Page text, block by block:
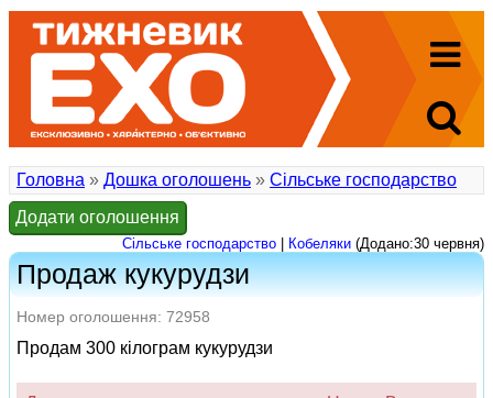
Головна » Дошка оголошень » Сільське господарство
Додати оголошення
Сільське господарство Кобеляки (Додано:30 червня)
Продаж кукурудзи
Номер оголошення: 72958
Продам 300 кілограм кукурудзи